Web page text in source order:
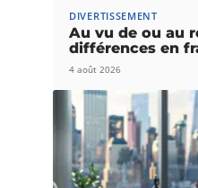
DIVERTISSEMENT
Au vu de ou au
différences en
4 août 2026